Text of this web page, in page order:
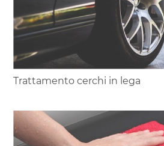
Trattamento cerchi in lega